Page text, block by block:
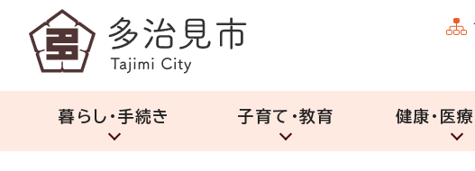
暮らし・手続き 子育て・教育 健康・医療